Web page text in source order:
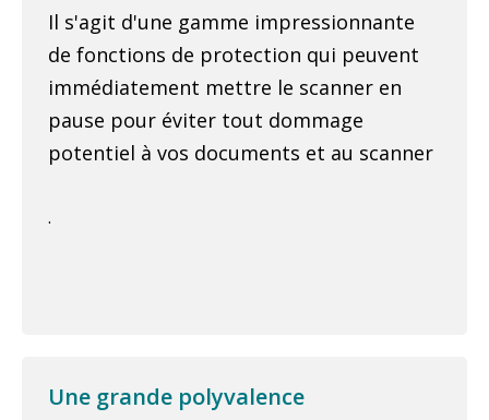
Il s'agit d'une gamme impressionnante
de fonctions de protection qui peuvent
immédiatement mettre le scanner en
pause pour éviter tout dommage
potentiel à vos documents et au scanner
.
Une grande polyvalence